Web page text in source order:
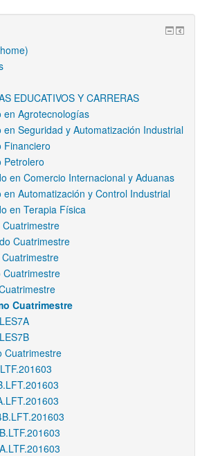
EDUCATIVOS Y CARRERAS
en Agrotecnologías
en Seguridad y Automatización Industrial
Financiero
Petrolero
en Comercio Internacional y Aduanas
en Automatización y Control Industrial
en Terapia Física
Cuatrimestre
Cuatrimestre
Cuatrimestre
Cuatrimestre
Cuatrimestre